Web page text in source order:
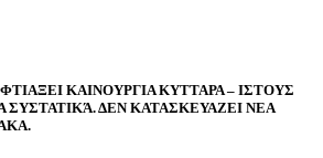
ΚΑΙΝΟΥΡΓΙΑ ΚΥΤΤΑΡΑ – ΙΣΤΟΥΣ
ΣΥΣΤΑΤΙΚΆ. ΔΕΝ ΚΑΤΑΣΚΕΥΑΖΕΙ ΝΕΑ